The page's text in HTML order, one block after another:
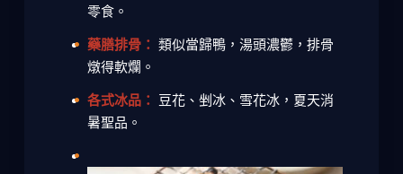
零食。
藥膳排骨： 類似當歸鴨，湯頭濃鬱，排骨
燉得軟爛。
各式冰品： 豆花、剉冰、雪花冰，夏天消
暑聖品。